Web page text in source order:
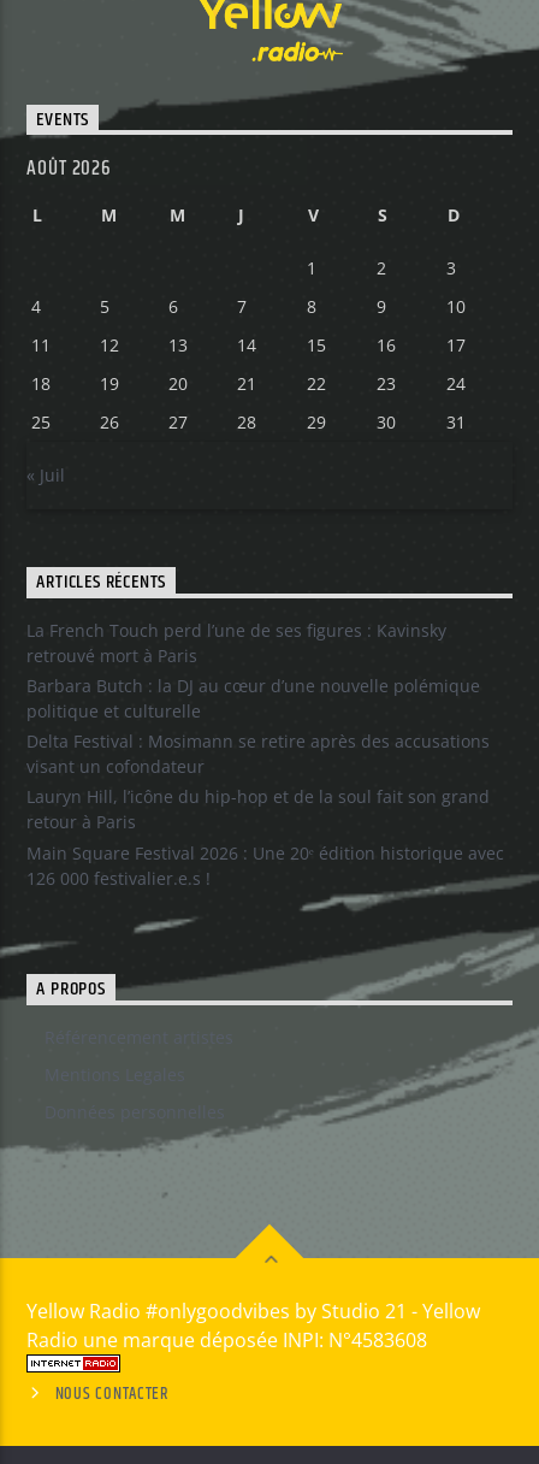
EVENTS
AOÛT 2026
L M M J V S D
1 2
3
4
5 6 7 8 9
10
11
12 13 14 15 16
17
18
19 20 21 22 23
24
25
26 27 28 29 30 31
« Juil
ARTICLES RÉCENTS
La French Touch perd l’une de ses figures : Kavinsky
retrouvé mort à Paris
Barbara Butch : la DJ au cœur d’une nouvelle polémique
politique et culturelle
Delta Festival : Mosimann se retire après des accusations
visant un cofondateur
Lauryn Hill, l’icône du hip-hop et de la soul fait son grand
retour à Paris
Main Square Festival 2026 : Une 20ᵉ édition historique avec
126 000 festivalier.e.s !
A PROPOS
Yellow Radio #onlygoodvibes by Studio 21 - Yellow
Radio une marque déposée INPI: N°4583608
NOUS CONTACTER